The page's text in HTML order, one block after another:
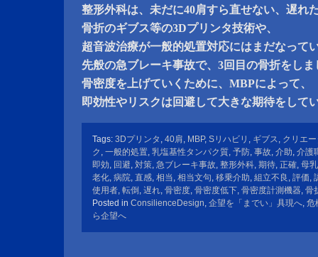
整形外科は、未だに40肩すら直せない、遅れ
骨折のギブス等の3Dプリンタ技術や、
超音波治療が一般的処置対応にはまだなって
先般の急ブレーキ事故で、3回目の骨折をしま
骨密度を上げていくために、MBPによって、
即効性やリスクは回避して大きな期待をして
Tags: 3Dプリンタ , 40肩, MBP, Sリハビリ , ギブス, クリエ
ク , 一般的処置, 乳塩基性タンパク質, 予防, 事故, 介助, 介護
即効, 回避, 対策, 急ブレーキ事故, 整形外科, 期待, 正確, 母乳
老化, 病院, 直感, 相当, 相当文句, 移乗介助, 組立不良 , 評価,
使用者, 転倒 , 遅れ, 骨密度, 骨密度低下, 骨密度計測機器, 骨
Posted in ConsilienceDesign, 企望を「までい」具現へ, 危
ら企望へ